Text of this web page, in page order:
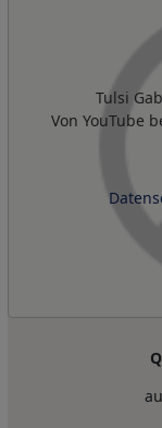
Tulsi
Von YouTube